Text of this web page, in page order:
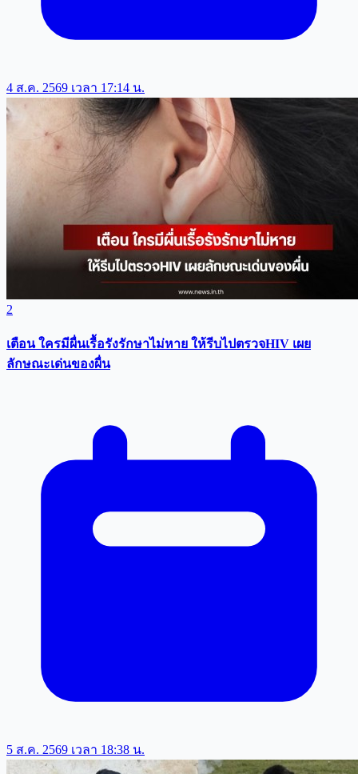
4 ส.ค. 2569 เวลา 17:14 น.
2
เตือน ใครมีผื่นเรื้อรังรักษาไม่หาย ให้รีบไปตรวจHIV เผย
ลักษณะเด่นของผื่น
5 ส.ค. 2569 เวลา 18:38 น.